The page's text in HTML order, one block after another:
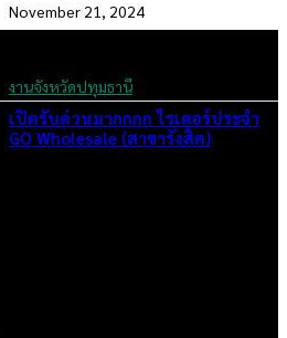
November 21, 2024
งานจังหวัดปทุมธานี
เปิดรับด่วนมากกกก ไรเดอร์ประจำ
GO Wholesale (สาขารังสิต)